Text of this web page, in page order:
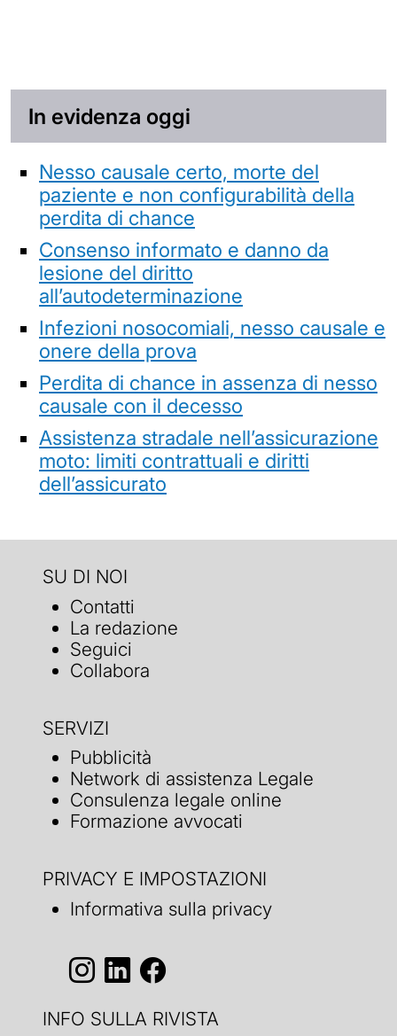
In evidenza oggi
Nesso causale certo, morte del
paziente e non configurabilità della
perdita di chance
Consenso informato e danno da
lesione del diritto
all’autodeterminazione
Infezioni nosocomiali, nesso causale e
onere della prova
Perdita di chance in assenza di nesso
causale con il decesso
Assistenza stradale nell’assicurazione
moto: limiti contrattuali e diritti
dell’assicurato
SU DI NOI
Contatti
La redazione
Seguici
Collabora
SERVIZI
Pubblicità
Network di assistenza Legale
Consulenza legale online
Formazione avvocati
PRIVACY E IMPOSTAZIONI
Informativa sulla privacy
INFO SULLA RIVISTA